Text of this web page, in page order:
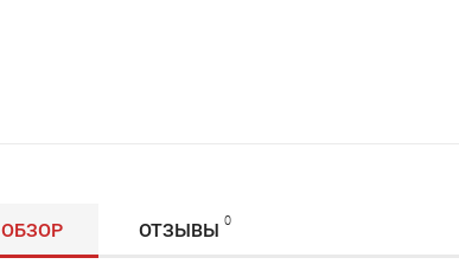
ОБЗОР ОТЗЫВЫ 0